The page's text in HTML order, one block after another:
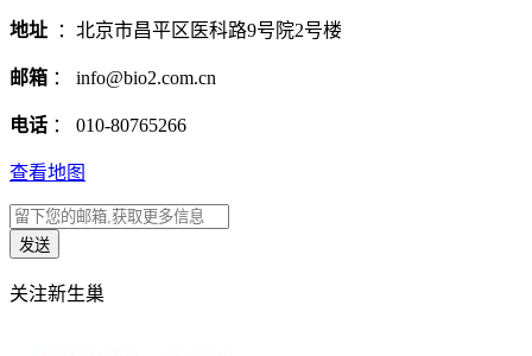
地址 ：北京市昌平区医科路9号院2号楼
邮箱 ： info@bio2.com.cn
电话 ： 010-80765266
查看地图
关注新生巢